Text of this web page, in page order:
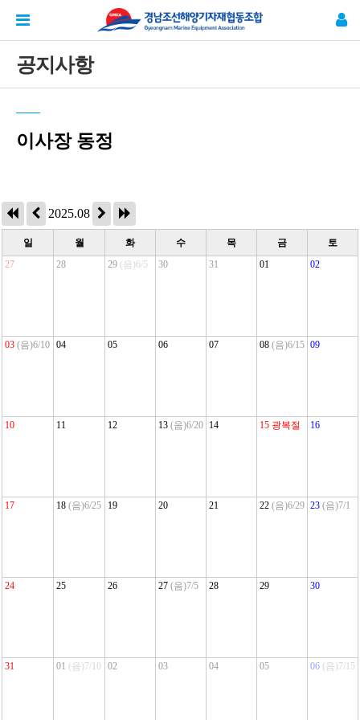
공지사항
이사장 동정
2025.08
일 월 화 수 목 금
토
27
28 29 (음)6/5 30 31 01 02
03 (음)6/10 04 05 06 07 08 (음)6/15 09
10 11 12 13 (음)6/20 14 15 광복절 16
17 18 (음)6/25 19 20 21 22 (음)6/29 23 (음)7/1
24 25 26 27 (음)7/5 28 29 30
31 01 (음)7/10 02 03 04 05 06 (음)7/15